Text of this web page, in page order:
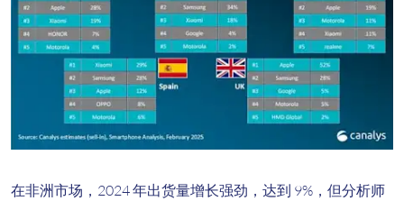
在非洲市场，2024 年出货量增长强劲，达到 9%，但分析师